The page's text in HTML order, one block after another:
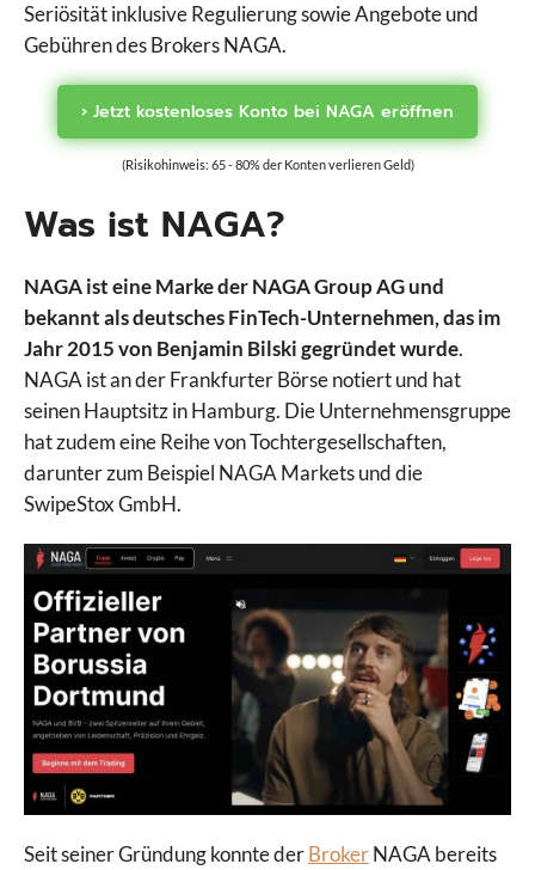
Seriösität inklusive Regulierung sowie Angebote und
Gebühren des Brokers NAGA.
› Jetzt kostenloses Konto bei NAGA eröffnen
(Risikohinweis: 65 - 80% der Konten verlieren Geld)
Was ist NAGA?
NAGA ist eine Marke der NAGA Group AG und
bekannt als deutsches FinTech-Unternehmen, das im
Jahr 2015 von Benjamin Bilski gegründet wurde.
NAGA ist an der Frankfurter Börse notiert und hat
seinen Hauptsitz in Hamburg. Die Unternehmensgruppe
hat zudem eine Reihe von Tochtergesellschaften,
darunter zum Beispiel NAGA Markets und die
SwipeStox GmbH.
Seit seiner Gründung konnte derBrokerNAGA bereits